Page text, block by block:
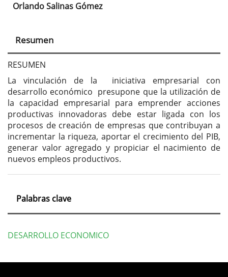
Contenido
principal
del
artículo
Orlando Salinas Gómez
Resumen
RESUMEN
La vinculación de la iniciativa empresarial con
desarrollo económico presupone que la utilización de
la capacidad empresarial para emprender acciones
productivas innovadoras debe estar ligada con los
procesos de creación de empresas que contribuyan a
incrementar la riqueza, aportar el crecimiento del PIB,
generar valor agregado y propiciar el nacimiento de
nuevos empleos productivos.
Palabras clave
DESARROLLO ECONOMICO
Detalles